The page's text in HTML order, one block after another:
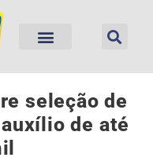
seleção de
de até